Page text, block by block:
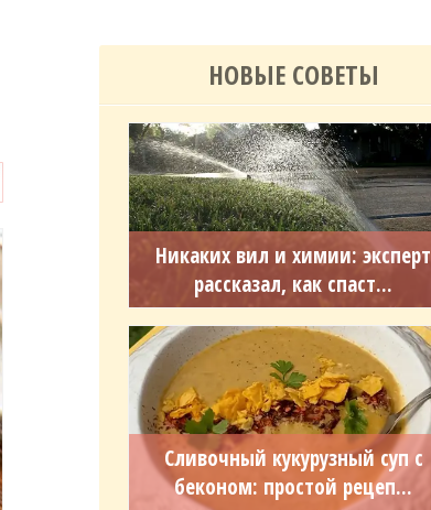
НОВЫЕ СОВЕТЫ
Никаких вил и химии: эксперт
рассказал, как спаст...
Сливочный кукурузный суп с
беконом: простой рецеп...